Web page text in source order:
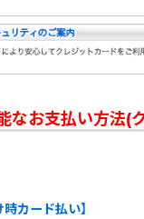
なお支払い方法(
カード払い】